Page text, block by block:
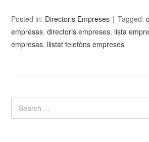
Posted in: Directoris Empreses Tagged:
empresas,directoris empreses, lista
empresas, llistat telefòns empreses